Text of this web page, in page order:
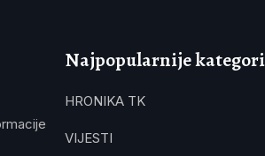
Najpopularnije
HRONIKA TK
VIJESTI